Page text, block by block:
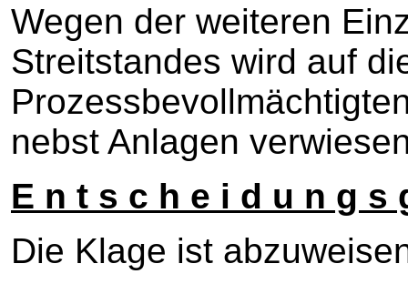
Wegen der weiteren
Streitstandes wird auf
nebst Anlagen
E n t s c h e i d u n g s
Die Klage ist